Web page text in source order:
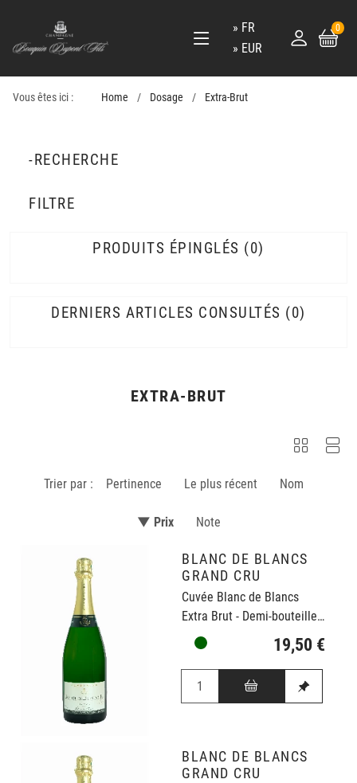
FR
EUR
0
Vous êtes ici : Home Dosage Extra-Brut
-RECHERCHE
FILTRE
PRODUITS ÉPINGLÉS 0
DERNIERS ARTICLES CONSULTÉS 0
EXTRA-BRUT
Trier par : Pertinence Le plus récent Nom
▼ Prix Note
BLANC DE BLANCS
GRAND CRU
Cuvée Blanc de Blancs
Extra Brut - Demi-bouteille : 0,375cl
19,50 €
BLANC DE BLANCS
GRAND CRU